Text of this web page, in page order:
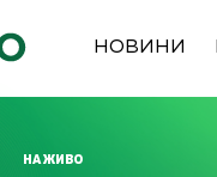
НОВИНИ
НА ЖИВО